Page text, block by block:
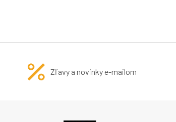
Zľavy a novinky e-mailom